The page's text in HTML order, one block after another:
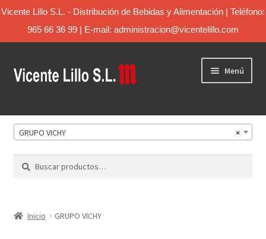
Vicente Lillo S.L. - Distribución de Bebidas y Alimentación | Teléfono:
965 66 36 99 | E-mail: administracion@vicentelillo.com
Menú
Inicio
Contacto
×
GRUPO VICHY
Buscar
Inicio GRUPO VICHY